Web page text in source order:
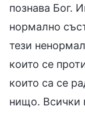
познава Бог.
нормално
тези
които се
които са се
нищо. Всички